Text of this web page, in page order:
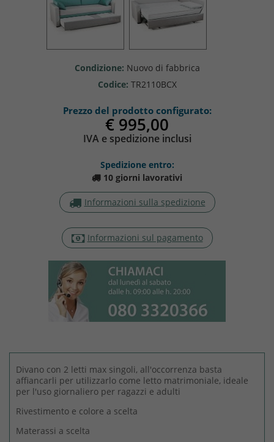
Divano con 2 letti max singoli, all'occorrenza basta
affiancarli per utilizzarlo come letto matrimoniale, ideale
per l'uso giornaliero per ragazzi e adulti
Rivestimento e colore a scelta
Materassi a scelta
Condizione: Nuovo di fabbrica
Codice: TR2110BCX
Prezzo del prodotto configurato:
€ 995,0
IVA e spedizione inclusi
Spedizione entro:
10 giorni lavorativi
Informazioni sulla spedizione
Informazioni sul pagamento